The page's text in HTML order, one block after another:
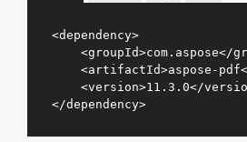
<dependency>
<groupId>com.aspose</
<artifactId>aspose-pdf
<version>11.3.0</
</dependency>